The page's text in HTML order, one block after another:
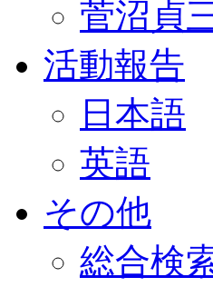
菅沼貞
活動報告
日本語
英語
その他
総合検